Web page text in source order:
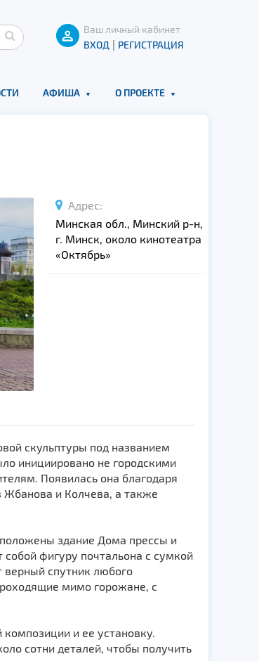
Ваш личный кабинет
ВХОД | РЕГИСТРАЦИЯ
АФИША О ПРОЕКТЕ
Адрес:
Минская обл., Минский р-н,
г. Минск, около кинотеатра
«Октябрь»
скульптуры под названием
инициировано не городскими
Появилась она благодаря
Жбанова и Колчева, а также
здание Дома прессы и
фигуру почтальона с сумкой
верный спутник любого
мимо горожане, с
композиции и ее установку.
сотни деталей, чтобы получить